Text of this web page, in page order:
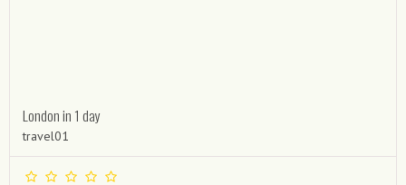
London in 1 day
travel01